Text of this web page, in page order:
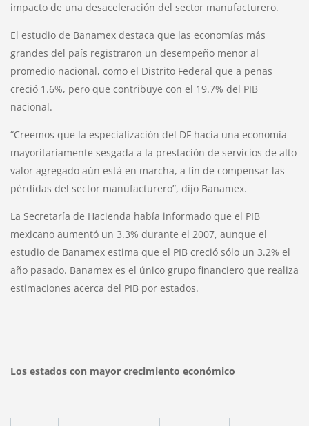
impacto de una desaceleración del sector manufacturero.
El estudio de Banamex destaca que las economías más
grandes del país registraron un desempeño menor al
promedio nacional, como el Distrito Federal que a penas
creció 1.6%, pero que contribuye con el 19.7% del PIB
nacional.
“Creemos que la especialización del DF hacia una economía
mayoritariamente sesgada a la prestación de servicios de alto
valor agregado aún está en marcha, a fin de compensar las
pérdidas del sector manufacturero”, dijo Banamex.
La Secretaría de Hacienda había informado que el PIB
mexicano aumentó un 3.3% durante el 2007, aunque el
estudio de Banamex estima que el PIB creció sólo un 3.2% el
año pasado. Banamex es el único grupo financiero que realiza
estimaciones acerca del PIB por estados.
Los estados con mayor crecimiento económico